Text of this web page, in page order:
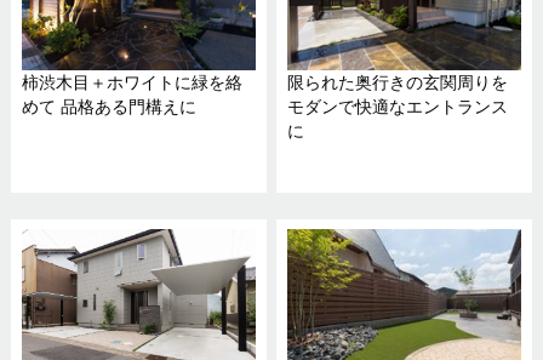
柿渋木目＋ホワイトに緑を絡
めて 品格ある門構えに
限られた奥行きの玄関周りを
モダンで快適なエントランス
に